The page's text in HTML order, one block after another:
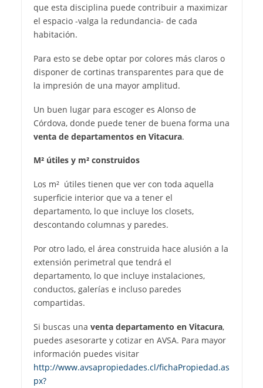
que esta disciplina puede contribuir a maximizar
el espacio -valga la redundancia- de cada
habitación.
Para esto se debe optar por colores más claros o
disponer de cortinas transparentes para que de
la impresión de una mayor amplitud.
Un buen lugar para escoger es Alonso de
Córdova, donde puede tener de buena forma una
venta de departamentos en Vitacura.
M² útiles y m² construidos
Los m² útiles tienen que ver con toda aquella
superficie interior que va a tener el
departamento, lo que incluye los closets,
descontando columnas y paredes.
Por otro lado, el área construida hace alusión a la
extensión perimetral que tendrá el
departamento, lo que incluye instalaciones,
conductos, galerías e incluso paredes
compartidas.
Si buscas una venta departamento en Vitacura,
puedes asesorarte y cotizar en AVSA. Para mayor
información puedes visitar
http://www.avsapropiedades.cl/fichaPropiedad.as
px?